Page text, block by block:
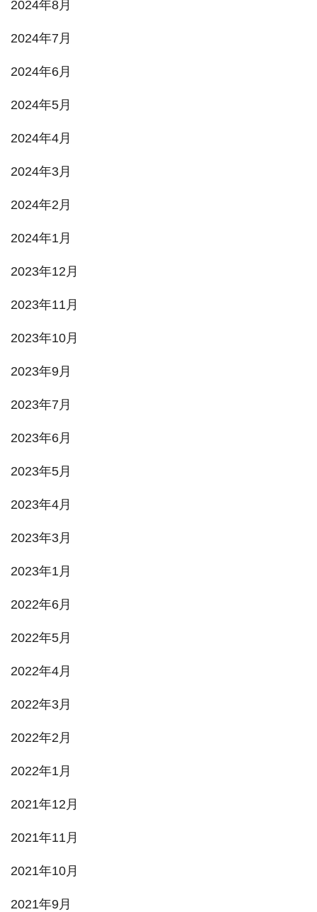
2024年8月
2024年7月
2024年6月
2024年5月
2024年4月
2024年3月
2024年2月
2024年1月
2023年12月
2023年11月
2023年10月
2023年9月
2023年7月
2023年6月
2023年5月
2023年4月
2023年3月
2023年1月
2022年6月
2022年5月
2022年4月
2022年3月
2022年2月
2022年1月
2021年12月
2021年11月
2021年10月
2021年9月